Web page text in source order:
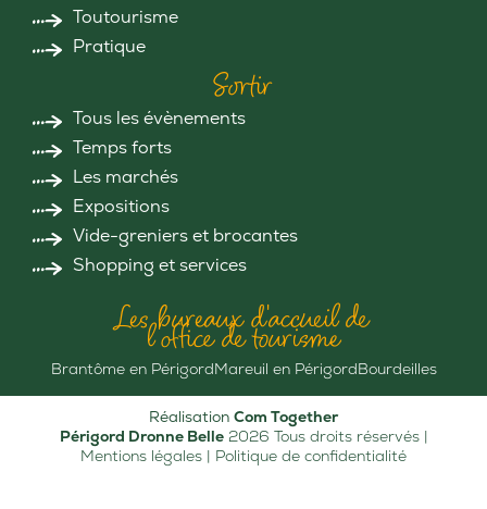
Toutourisme
Pratique
Sortir
Tous les évènements
Temps forts
Les marchés
Expositions
Vide-greniers et brocantes
Shopping et services
Les bureaux d'accueil de
l'office de tourisme
Brantôme en PérigordMareuil en PérigordBourdeilles
Réalisation Com Together
Périgord Dronne Belle2026 Tous droits réservés |
Mentions légales | Politique de confidentialité